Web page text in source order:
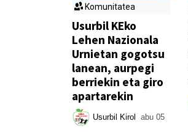
Komunitatea
Usurbil KEko
Lehen Nazionala
Urnietan gogotsu
lanean, aurpegi
berriekin eta giro
apartarekin
Usurbil Kirol abu 05